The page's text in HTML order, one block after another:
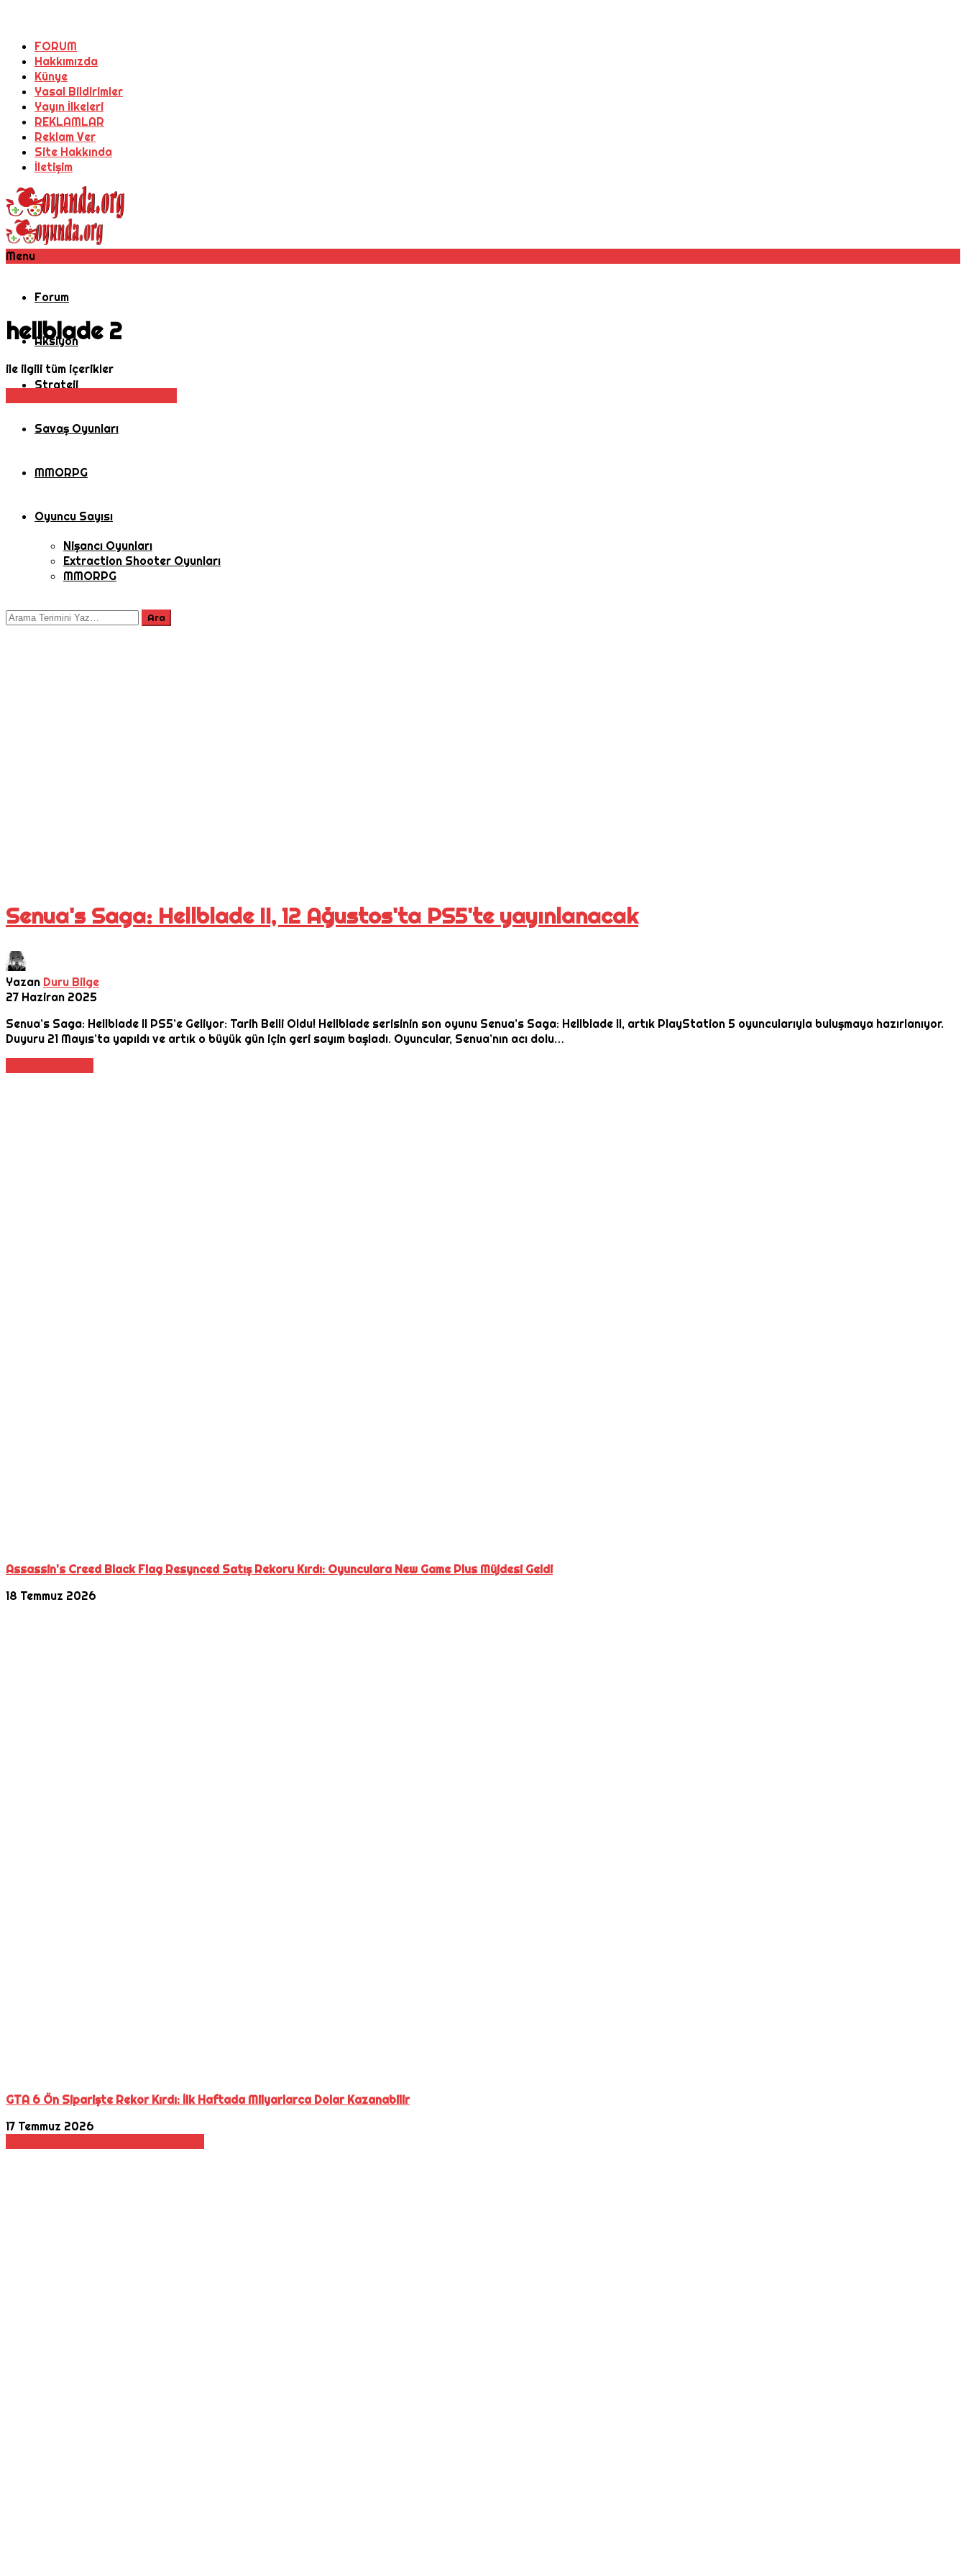
FORUM
Hakkımızda
Künye
Yasal Bildirimler
Yayın İlkeleri
REKLAMLAR
Reklam Ver
Site Hakkında
İletişim
Menu
Forum
Aksiyon
Strateji
Savaş Oyunları
MMORPG
Oyuncu Sayısı
Nişancı Oyunları
Extraction Shooter Oyunları
MMORPG
hellblade 2
ile ilgili tüm içerikler
Senua's Saga: Hellblade II, 12 Ağustos'ta PS5'te yayınlanacak
Yazan Duru Bilge
27 Haziran 2025
Senua’s Saga: Hellblade II PS5’e Geliyor: Tarih Belli Oldu! Hellblade serisinin son oyunu Senua’s Saga: Hellblade II, artık PlayStation 5 oyuncularıyla buluşmaya hazırlanıyor.
Duyuru 21 Mayıs’ta yapıldı ve artık o büyük gün için geri sayım başladı. Oyuncular, Senua’nın acı dolu…
Assassin's Creed Black Flag Resynced Satış Rekoru Kırdı: Oyunculara New Game Plus Müjdesi Geldi
18 Temmuz 2026
GTA 6 Ön Siparişte Rekor Kırdı: İlk Haftada Milyarlarca Dolar Kazanabilir
17 Temmuz 2026